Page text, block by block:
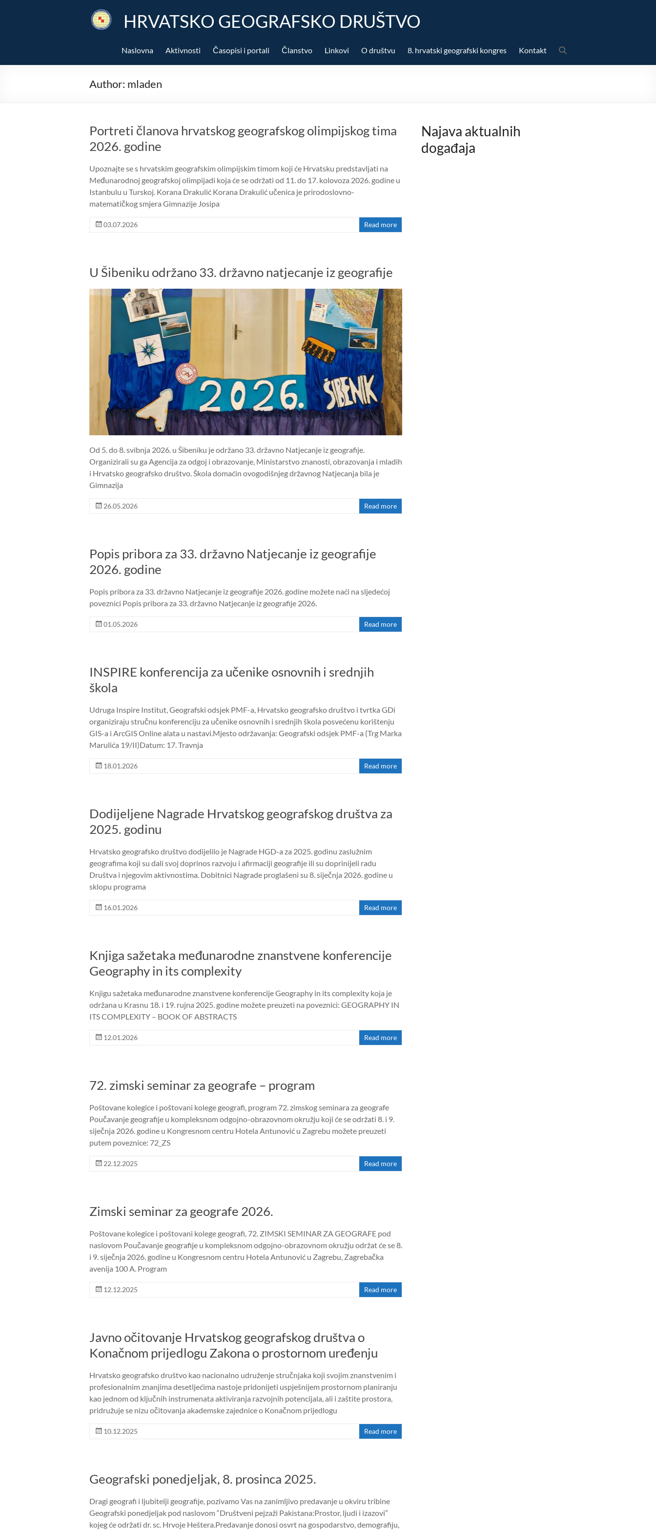
HRVATSKO GEOGRAFSKO DRUŠTVO
Naslovna Aktivnosti Časopisi i portali Članstvo Linkovi O društvu 8. hrvatski geografski kongres Kontakt
Author: mladen
Portreti članova hrvatskog geografskog olimpijskog tima
2026. godine
Upoznajte se s hrvatskim geografskim olimpijskim timom koji će Hrvatsku predstavljati na
Međunarodnoj geografskoj olimpijadi koja će se održati od 11. do 17. kolovoza 2026. godine u
Istanbulu u Turskoj. Korana Drakulić Korana Drakulić učenica je prirodoslovno-
matematičkog smjera Gimnazije Josipa
03.07.2026 Read more
U Šibeniku održano 33. državno natjecanje iz geografije
Od 5. do 8. svibnja 2026. u Šibeniku je održano 33. državno Natjecanje iz geografije.
Organizirali su ga Agencija za odgoj i obrazovanje, Ministarstvo znanosti, obrazovanja i mladih
i Hrvatsko geografsko društvo. Škola domaćin ovogodišnjeg državnog Natjecanja bila je
Gimnazija
26.05.2026 Read more
Popis pribora za 33. državno Natjecanje iz geografije
2026. godine
Popis pribora za 33. državno Natjecanje iz geografije 2026. godine možete naći na sljedećoj
poveznici Popis pribora za 33. državno Natjecanje iz geografije 2026.
01.05.2026 Read more
INSPIRE konferencija za učenike osnovnih i srednjih
škola
Udruga Inspire Institut, Geografski odsjek PMF-a, Hrvatsko geografsko društvo i tvrtka GDi
organiziraju stručnu konferenciju za učenike osnovnih i srednjih škola posvećenu korištenju
GIS-a i ArcGIS Online alata u nastavi.Mjesto održavanja: Geografski odsjek PMF-a (Trg Marka
Marulića 19/II)Datum: 17. Travnja
18.01.2026 Read more
Dodijeljene Nagrade Hrvatskog geografskog društva za
2025. godinu
Hrvatsko geografsko društvo dodijelilo je Nagrade HGD-a za 2025. godinu zaslužnim
geografima koji su dali svoj doprinos razvoju i afirmaciji geografije ili su doprinijeli radu
Društva i njegovim aktivnostima. Dobitnici Nagrade proglašeni su 8. siječnja 2026. godine u
sklopu programa
16.01.2026 Read more
Knjiga sažetaka međunarodne znanstvene konferencije
Geography in its complexity
Knjigu sažetaka međunarodne znanstvene konferencije Geography in its complexity koja je
održana u Krasnu 18. i 19. rujna 2025. godine možete preuzeti na poveznici: GEOGRAPHY IN
ITS COMPLEXITY – BOOK OF ABSTRACTS
12.01.2026 Read more
72. zimski seminar za geografe – program
Poštovane kolegice i poštovani kolege geografi, program 72. zimskog seminara za geografe
Poučavanje geografije u kompleksnom odgojno-obrazovnom okružju koji će se održati 8. i 9.
siječnja 2026. godine u Kongresnom centru Hotela Antunović u Zagrebu možete preuzeti
putem poveznice: 72_ZS
22.12.2025 Read more
Zimski seminar za geografe 2026.
Poštovane kolegice i poštovani kolege geografi, 72. ZIMSKI SEMINAR ZA GEOGRAFE pod
naslovom Poučavanje geografije u kompleksnom odgojno-obrazovnom okružju održat će se 8.
i 9. siječnja 2026. godine u Kongresnom centru Hotela Antunović u Zagrebu, Zagrebačka
avenija 100 A. Program
12.12.2025 Read more
Javno očitovanje Hrvatskog geografskog društva o
Konačnom prijedlogu Zakona o prostornom uređenju
Hrvatsko geografsko društvo kao nacionalno udruženje stručnjaka koji svojim znanstvenim i
profesionalnim znanjima desetljećima nastoje pridonijeti uspješnijem prostornom planiranju
kao jednom od ključnih instrumenata aktiviranja razvojnih potencijala, ali i zaštite prostora,
pridružuje se nizu očitovanja akademske zajednice o Konačnom prijedlogu
10.12.2025 Read more
Geografski ponedjeljak, 8. prosinca 2025.
Dragi geografi i ljubitelji geografije, pozivamo Vas na zanimljivo predavanje u okviru tribine
Geografski ponedjeljak pod naslovom “Društveni pejzaži Pakistana:Prostor, ljudi i izazovi”
kojeg će održati dr. sc. Hrvoje Heštera.Predavanje donosi osvrt na gospodarstvo, demografiju,
Najava aktualnih
događaja